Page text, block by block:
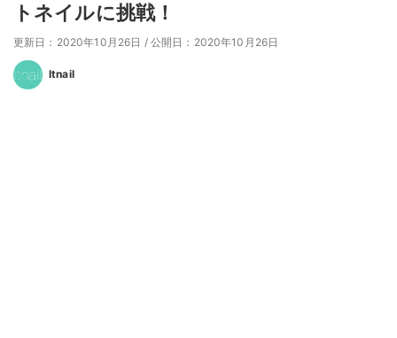
トネイルに挑戦！
更新日：2020年10月26日 / 公開日：2020年10月26日
Itnail